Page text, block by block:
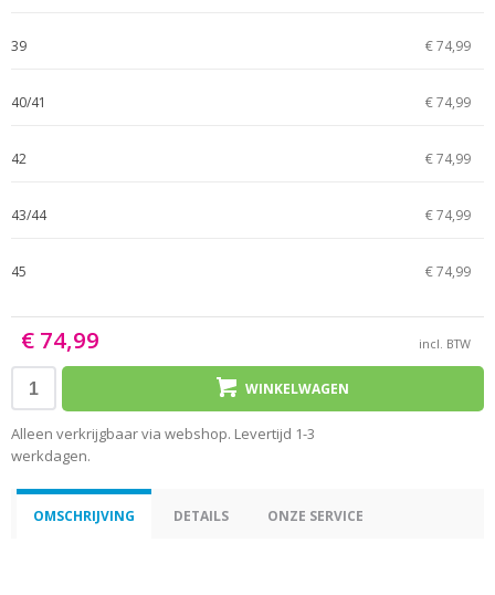
39 € 74,99
40/41 € 74,99
42 € 74,99
43/44 € 74,99
45 € 74,99
€ 74,99 incl. BTW
WINKELWAGEN
Alleen verkrijgbaar via webshop. Levertijd 1-3
werkdagen.
OMSCHRIJVING DETAILS ONZE SERVICE